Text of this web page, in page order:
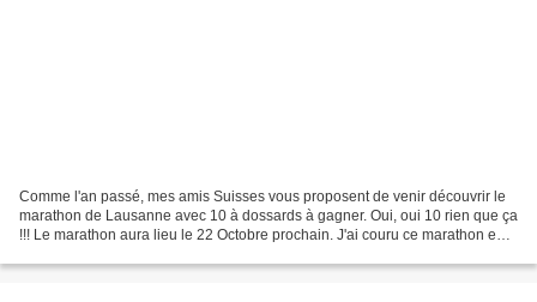
Comme l'an passé, mes amis Suisses vous proposent de venir découvrir le
marathon de Lausanne avec 10 à dossards à gagner. Oui, oui 10 rien que ça
!!! Le marathon aura lieu le 22 Octobre prochain. J'ai couru ce marathon en